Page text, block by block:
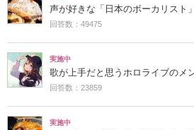
声が好きな「日本のボーカリスト
回答数：49475
実施中
歌が上手だと思うホロライブのメ
回答数：23859
実施中